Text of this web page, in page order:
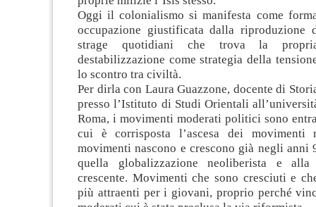
Oggi il colonialismo si manifesta come
occupazione giustificata dalla riproduzione
strage quotidiani che trova la
destabilizzazione come strategia della
lo scontro tra civiltà.
Per dirla con Laura Guazzone, docente di
presso l’Istituto di Studi Orientali
Roma, i movimenti moderati politici sono
cui è corrisposta l’ascesa dei movimenti
movimenti nascono e crescono già negli anni
quella globalizzazione neoliberista e alla
crescente. Movimenti che sono cresciuti e
più attraenti per i giovani, proprio perché